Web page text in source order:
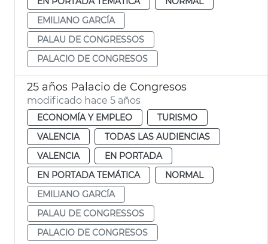
EMILIANO GARCÍA
PALAU DE CONGRESSOS
PALACIO DE CONGRESOS
25 años Palacio de Congresos
modificado hace 5 años
ECONOMÍA Y EMPLEO
TURISMO
VALENCIA
TODAS LAS AUDIENCIAS
VALENCIA
EN PORTADA
EN PORTADA TEMÁTICA
NORMAL
EMILIANO GARCÍA
PALAU DE CONGRESSOS
PALACIO DE CONGRESOS